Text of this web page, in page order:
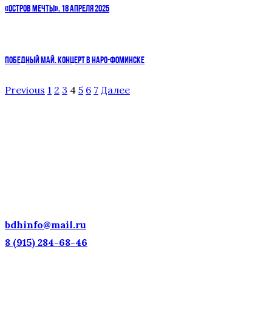
«ОСТРОВ МЕЧТЫ». 18 АПРЕЛЯ 2025
ПОБЕДНЫЙ МАЙ. КОНЦЕРТ В НАРО-ФОМИНСКЕ
Previous 1 2 3 4 5 6 7 Далее
bdhinfo@mail.ru
8 (915) 284-68-46